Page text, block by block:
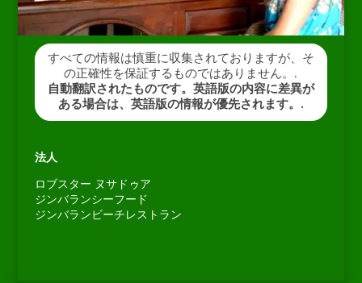
すべての情報は慎重に収集されておりますが、そ
の正確性を保証するものではありません。.
自動翻訳されたものです。英語版の内容に差異が
ある場合は、英語版の情報が優先されます。.
法人
ロブスター ヌサドゥア
ジンバランシーフード
ジンバランビーチレストラン